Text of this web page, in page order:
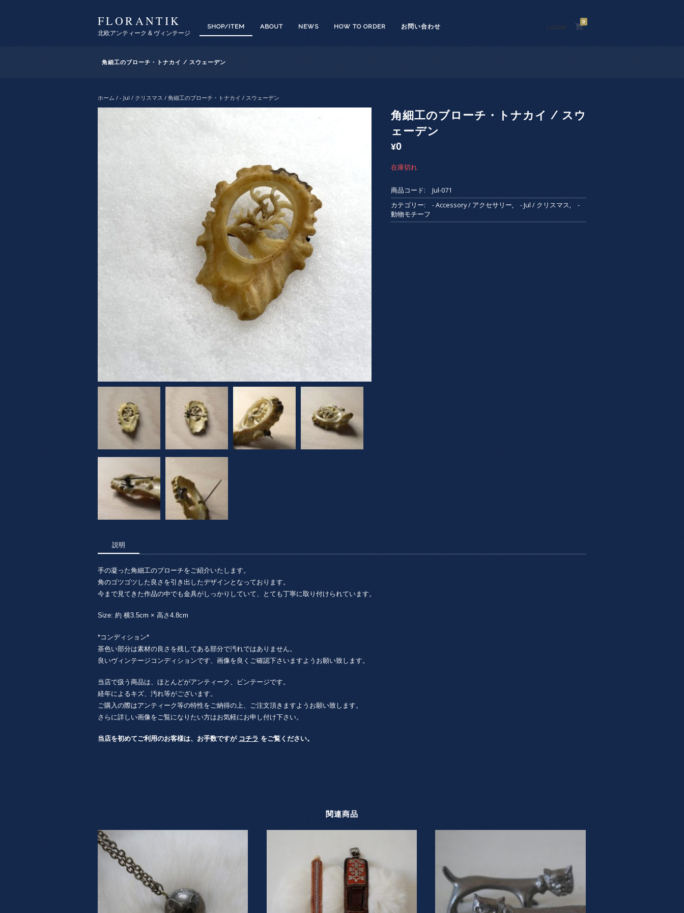
FLORANTIK
北欧アンティーク & ヴィンテージ
SHOP/ITEM ABOUT NEWS HOW TO ORDER お問い合わせ LOGIN
0
角細工のブローチ・トナカイ / スウェーデン
ホーム / - Jul / クリスマス / 角細工のブローチ・トナカイ / スウェーデン
角細工のブローチ・トナカイ / スウ
ェーデン
¥0
在庫切れ
商品コード:
Jul-071
カテゴリー:
- Accessory / アクセサリー, - Jul / クリスマス,
-
動物モチーフ
説明
手の凝った角細工のブローチをご紹介いたします。
角のゴツゴツした良さを引き出したデザインとなっております。
今まで見てきた作品の中でも金具がしっかりしていて、とても丁寧に取り付けられています。
Size: 約 横3.5cm × 高さ4.8cm
*コンディション*
茶色い部分は素材の良さを残してある部分で汚れではありません。
良いヴィンテージコンディションです、画像を良くご確認下さいますようお願い致します。
当店で扱う商品は、ほとんどがアンティーク、ビンテージです。
経年によるキズ、汚れ等がございます。
ご購入の際はアンティーク等の特性をご納得の上、ご注文頂きますようお願い致します。
さらに詳しい画像をご覧になりたい方はお気軽にお申し付け下さい。
当店を初めてご利用のお客様は、お手数ですが コチラ をご覧ください。
関連商品